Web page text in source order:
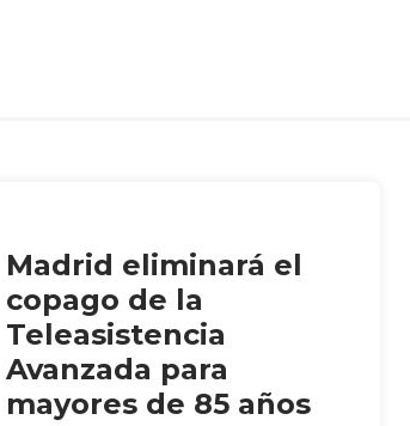
Madrid eliminará el
copago de la
Teleasistencia
Avanzada para
mayores de 85 años